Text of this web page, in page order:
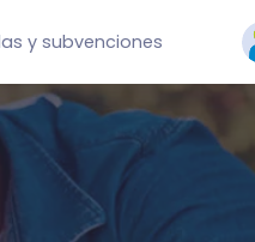
y subvenciones